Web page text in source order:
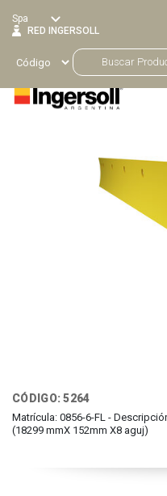
Spa
RED INGERSOLL
Productos
CÓDIGO: 5264
Matrícula: 0856-6-FL -
(18299 mmX 152mm X8 aguj)